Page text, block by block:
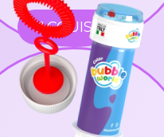
ACQUISTA